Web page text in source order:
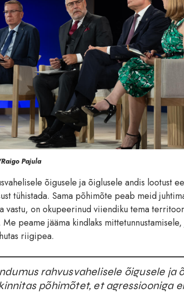
Pajula
õigusele ja õiglusele andis lootust
tühistada. Sama põhimõte peab meid
vastu, on okupeerinud viiendiku tema
peame jääma kindlaks
riigipea.
rahvusvahelisele õigusele ja
põhimõtet, et agressiooniga